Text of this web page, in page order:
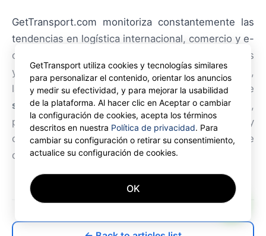
GetTransport.com monitoriza constantemente las
tendencias en logística internacional, comercio y e-
commerce para que los usuarios estén informados
y no pierdan actualizaciones importantes. Con ello,
la plataforma ayuda a simplificar operaciones de
shipment,delivery,haulagey forwarding ,
proporcionando soluciones eficientes, rentables y
convenientes para necesidades de transporte
diversas.
GetTransport utiliza cookies y tecnologías similares
para personalizar el contenido, orientar los anuncios
y medir su efectividad, y para mejorar la usabilidad
de la plataforma. Al hacer clic en Aceptar o cambiar
la configuración de cookies, acepta los términos
descritos en nuestra Política de privacidad. Para
cambiar su configuración o retirar su consentimiento,
actualice su configuración de cookies.
OK
AI